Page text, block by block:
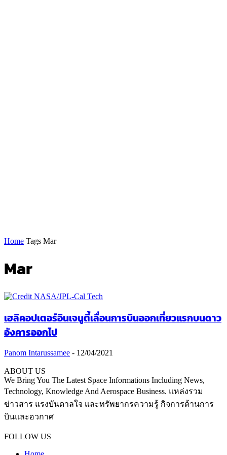
Home Tags Mar
Mar
เฮลิคอปเตอร์อินเจนูตี้เลื่อนการบินออกเที่ยวแรกบนดาว
อังคารออกไป
Panom Intarussamee - 12/04/2021
ABOUT US
We Bring You The Latest Space Informations Including News,
Technology, Knowledge And Aerospace Business. แหล่งรวม
ข่าวสาร แรงบันดาลใจ และทรัพยากรความรู้ กิจการด้านการ
บินและอวกาศ
FOLLOW US